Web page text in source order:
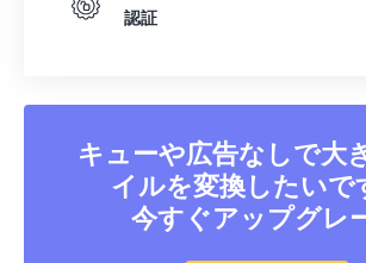
認証
キューや広告なしで大
イルを変換したいで
今すぐアップグレ